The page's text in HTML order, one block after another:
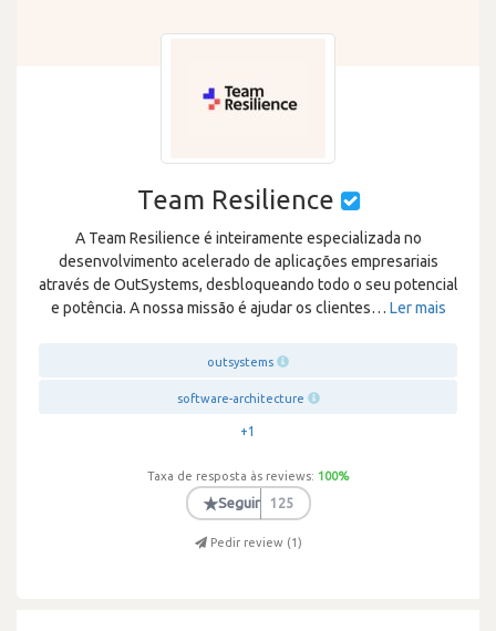
Team Resilience
A Team Resilience é inteiramente especializada no
desenvolvimento acelerado de aplicações empresariais
através de OutSystems, desbloqueando todo o seu potencial
e potência. A nossa missão é ajudar os clientes… Ler mais
outsystems
software-architecture
+1
Taxa de resposta às reviews: 100%
★Seguir 125
Pedir review (1)